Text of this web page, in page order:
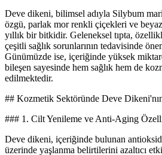
Deve dikeni, bilimsel adıyla Silybum
özgü, parlak mor renkli çiçekleri ve
yıllık bir bitkidir. Geleneksel tıpta,
çeşitli sağlık sorunlarının tedavisinde
Günümüzde ise, içeriğinde yüksek
bileşen sayesinde hem sağlık hem de
edilmektedir.
## Kozmetik Sektöründe Deve
### 1. Cilt Yenileme ve Anti-Aging
Deve dikeni, içeriğinde bulunan
üzerinde yaşlanma belirtilerini azaltıcı